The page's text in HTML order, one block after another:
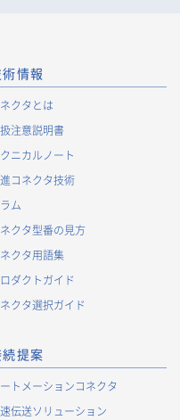
術情報
クタとは
注意説明書
ニカルノート
コネクタ技術
ム
クタ型番の見方
クタ用語集
ダクトガイド
クタ選択ガイド
続提案
トメーションコネクタ
伝送ソリューション